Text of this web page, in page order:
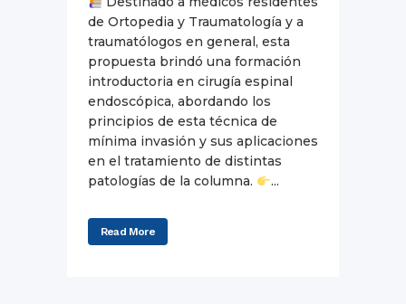
de Ortopedia y Traumatología y a
traumatólogos en general, esta
propuesta brindó una formación
introductoria en cirugía espinal
endoscópica, abordando los
principios de esta técnica de
mínima invasión y sus aplicaciones
en el tratamiento de distintas
patologías de la columna.
...
Read More